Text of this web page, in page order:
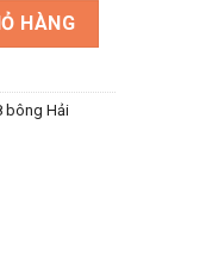
số lượng
HÀNG
bông Hải